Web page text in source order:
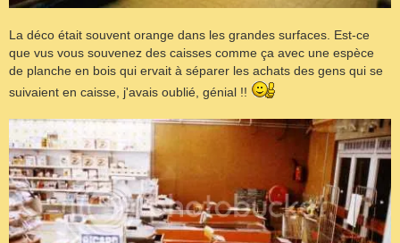
La déco était souvent orange dans les grandes surfaces. Est-ce
que vus vous souvenez des caisses comme ça avec une espèce
de planche en bois qui ervait à séparer les achats des gens qui se
suivaient en caisse, j'avais oublié, génial !!